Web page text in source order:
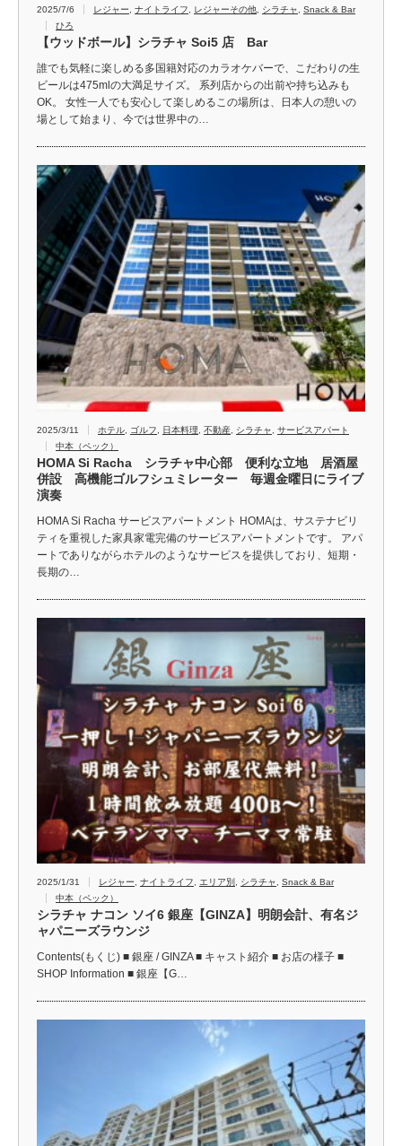
2025/7/6 レジャー ナイトライフ レジャーその他 シラチャ
Snack & Bar
ひろ
【ウッドボール】シラチャ Soi5 店 Bar
誰でも気軽に楽しめる多国籍対応のカラオケバーで、こだわりの生
ビールは475mlの大満足サイズ。 系列店からの出前や持ち込みも
OK。 女性一人でも安心して楽しめるこの場所は、日本人の憩いの
場として始まり、今では世界中の…
2025/3/11 ホテル ゴルフ 日本料理 不動産 シラチャ
サービスアパート
中本（ペック）
HOMA Si Racha シラチャ中心部 便利な立地 居酒屋
併設 高機能ゴルフシュミレーター 毎週金曜日にライブ
演奏
HOMA Si Racha サービスアパートメント HOMAは、サステナビリ
ティを重視した家具家電完備のサービスアパートメントです。 アパ
ートでありながらホテルのようなサービスを提供しており、短期・
長期の…
2025/1/31 レジャー ナイトライフ エリア別 シラチャ
Snack & Bar
中本（ペック）
シラチャ ナコン ソイ6 銀座【GINZA】明朗会計、有名ジ
ャパニーズラウンジ
Contents(もくじ) ■ 銀座 / GINZA ■ キャスト紹介 ■ お店の様子 ■
SHOP Information ■ 銀座【G…